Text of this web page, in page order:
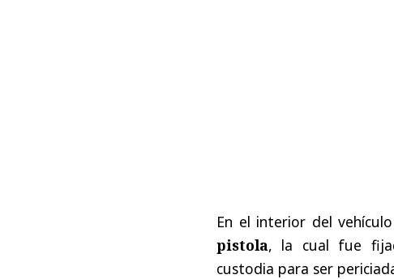
En el interior del
pistola, la cual fue
custodia para ser